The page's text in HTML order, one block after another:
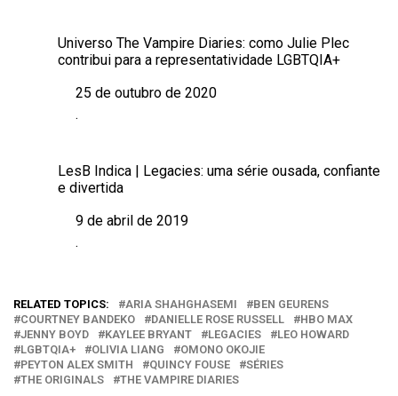
Universo The Vampire Diaries: como Julie Plec
contribui para a representatividade LGBTQIA+
Data
25 de outubro de 2020
Em relação a
.
LesB Indica | Legacies: uma série ousada, confiante
e divertida
Data
9 de abril de 2019
Em relação a
.
RELATED TOPICS: ARIA SHAHGHASEMI
BEN GEURENS
COURTNEY BANDEKO
DANIELLE ROSE RUSSELL
HBO MAX
JENNY BOYD
KAYLEE BRYANT LEGACIES
LEO HOWARD
LGBTQIA+
OLIVIA LIANG
OMONO OKOJIE
PEYTON ALEX SMITH
QUINCY FOUSE
SÉRIES
THE ORIGINALS
THE VAMPIRE DIARIES